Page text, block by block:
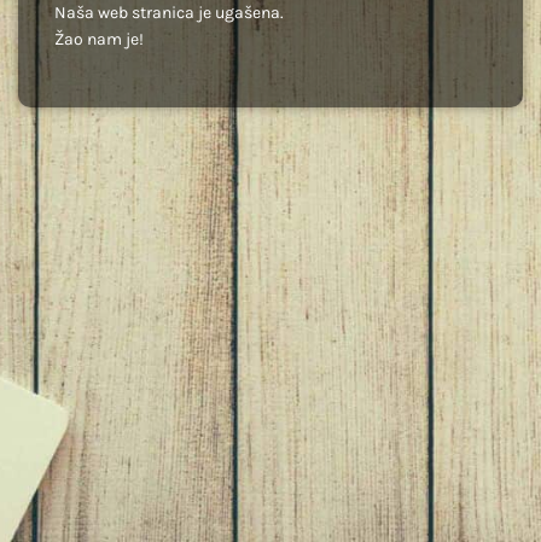
Naša web stranica je ugašena.
Žao nam je!